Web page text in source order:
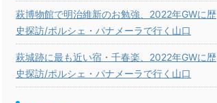
萩博物館で明治維新のお勉強、2022年GWに歴
史探訪/ポルシェ・パナメーラで行く山口
萩城跡に最も近い宿・千春楽、2022年GWに歴
史探訪/ポルシェ・パナメーラで行く山口